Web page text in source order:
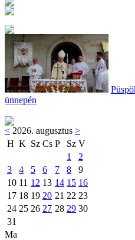
ünnepén
< 2026. augusztus >
H K Sz Cs P Sz V
1
2
3
4 5 6 7 8
9
10 11 12 13 14 15 16
17 18 19 20 21 22 23
24 25 26 27 28 29 30
31
Ma